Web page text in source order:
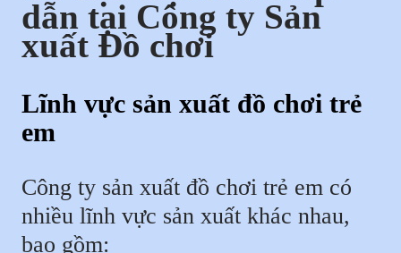
dẫn tại Công ty Sản
xuất Đồ chơi
Lĩnh vực sản xuất đồ chơi trẻ
em
Công ty sản xuất đồ chơi trẻ em có
nhiều lĩnh vực sản xuất khác nhau,
bao gồm: